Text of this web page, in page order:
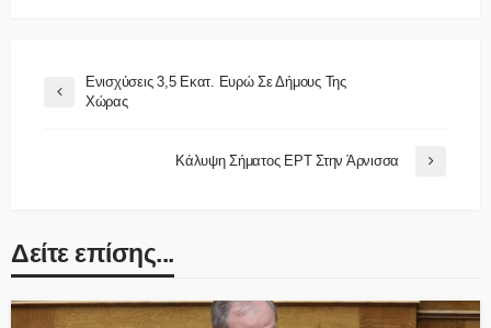
Ενισχύσεις 3,5 Εκατ. Ευρώ Σε Δήμους Της
Χώρας
Κάλυψη Σήματος ΕΡΤ Στην Άρνισσα
Δείτε επίσης...